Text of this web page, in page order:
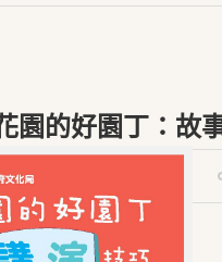
園的好園丁：故